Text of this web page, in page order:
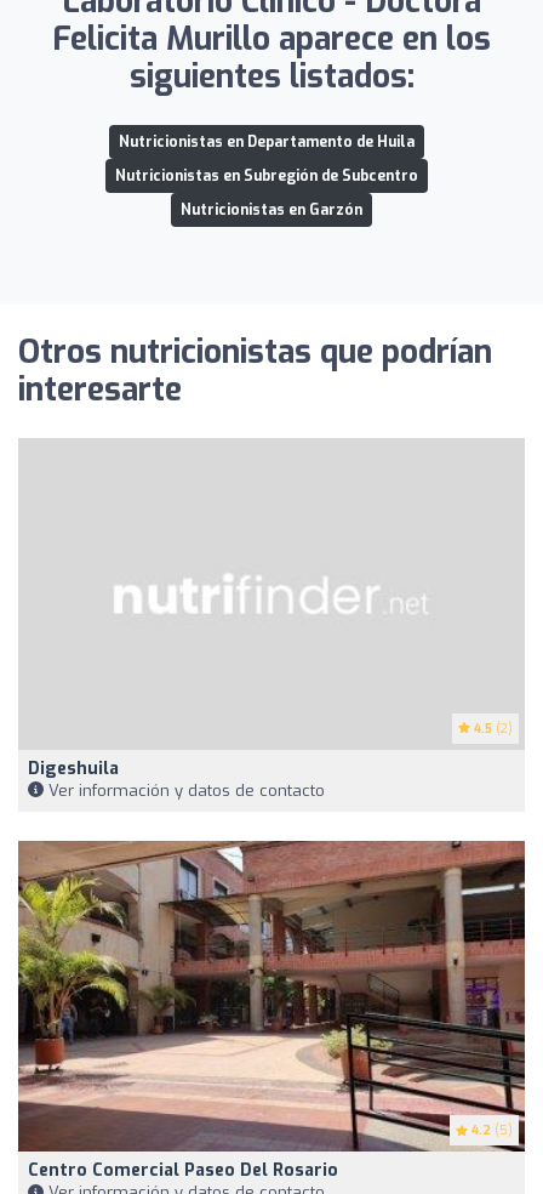
Felicita Murillo aparece en los
siguientes listados:
Nutricionistas en Departamento de Huila
Nutricionistas en Subregión de Subcentro
Nutricionistas en Garzón
Otros nutricionistas que podrían
interesarte
4.5 (2)
Digeshuila
Ver información y datos de contacto
4.2 (5)
Centro Comercial Paseo Del Rosario